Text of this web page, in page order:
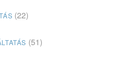
(22)
(51)